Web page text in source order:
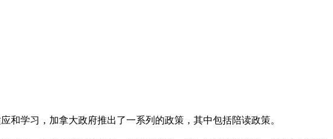
学习，加拿大政府推出了一系列的政策，其中包括陪读政策。